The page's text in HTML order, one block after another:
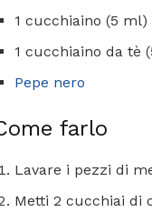
1 cucchiaino (5 ml)
1 cucchiaino da tè
Pepe nero
farlo
Lavare i pezzi di
Metti 2 cucchiai di